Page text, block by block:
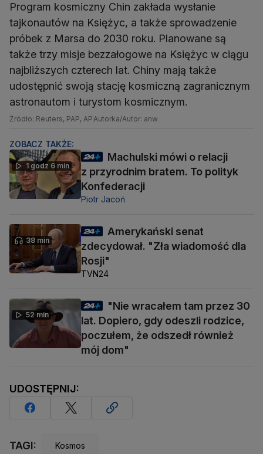
Program kosmiczny Chin zakłada wysłanie
tajkonautów na Księżyc, a także sprowadzenie
próbek z Marsa do 2030 roku. Planowane są
także trzy misje bezzałogowe na Księżyc w ciągu
najbliższych czterech lat. Chiny mają także
udostępnić swoją stację kosmiczną zagranicznym
astronautom i turystom kosmicznym.
Źródło: Reuters, PAP, APAutorka/Autor: anw
ZOBACZ TAKŻE:
1 godz 6 min
Machulski mówi o relacji
z przyrodnim bratem. To polityk
Konfederacji
Piotr Jacoń
38 min
Amerykański senat
zdecydował. "Zła wiadomość dla
Rosji"
TVN24
52 min
"Nie wracałem tam przez 30
lat. Dopiero, gdy odeszli rodzice,
poczułem, że odszedł również
mój dom"
UDOSTĘPNIJ:
TAGI: Kosmos